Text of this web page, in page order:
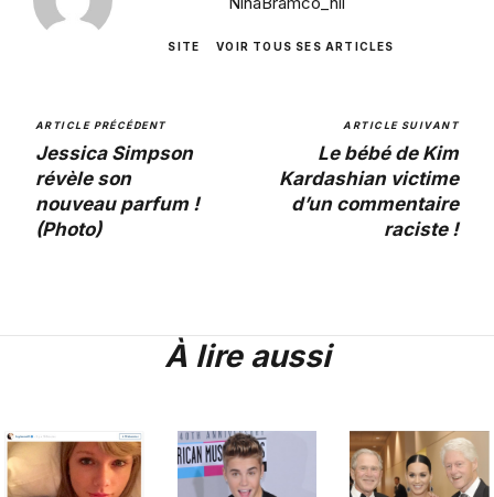
SITE VOIR TOUS SES ARTICLES
ARTICLE PRÉCÉDENT
Jessica Simpson
révèle son
nouveau parfum !
(Photo)
ARTICLE SUIVANT
Le bébé de Kim
Kardashian victime
d’un commentaire
raciste !
À lire aussi